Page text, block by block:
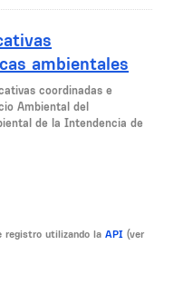
ambientales
coordinadas e
Ambiental del
de la Intendencia de
registro utilizando la API (ver